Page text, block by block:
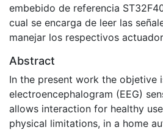
embebido de referencia
cual se encarga de leer las
manejar los respectivos
Abstract
In the present work the objetive
electroencephalogram (EEG)
allows interaction for healthy
physical limitations, in a home